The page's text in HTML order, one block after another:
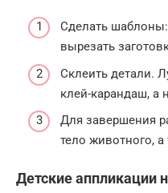
Сделать
вырезать
Склеить детали.
клей-карандаш, а
Для завершения
тело животного, а
Детские аппликации